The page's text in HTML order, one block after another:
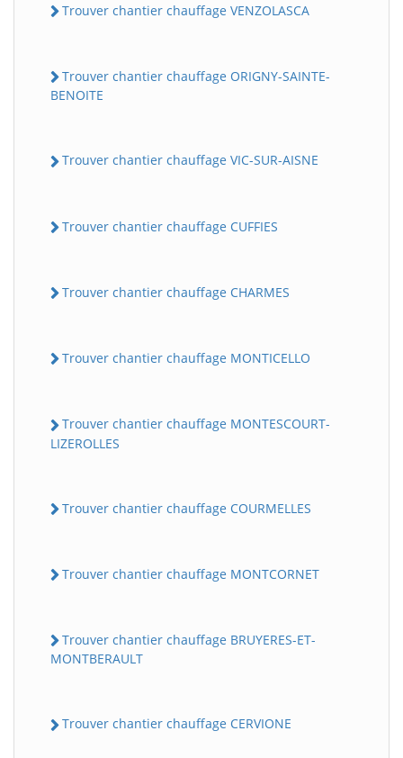
Trouver chantier chauffage VENZOLASCA
Trouver chantier chauffage ORIGNY-SAINTE-
BENOITE
Trouver chantier chauffage VIC-SUR-AISNE
Trouver chantier chauffage CUFFIES
Trouver chantier chauffage CHARMES
Trouver chantier chauffage MONTICELLO
Trouver chantier chauffage MONTESCOURT-
LIZEROLLES
Trouver chantier chauffage COURMELLES
Trouver chantier chauffage MONTCORNET
Trouver chantier chauffage BRUYERES-ET-
MONTBERAULT
Trouver chantier chauffage CERVIONE